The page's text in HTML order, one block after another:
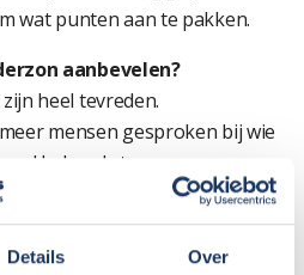
Details Over
wat punten aan te pakken.
aanbevelen?
heel tevreden.
mensen gesproken bij wie
bekend staan.